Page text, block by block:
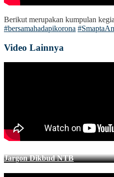
Berikut merupakan kumpulan
#bersamahadapikorona
Video Lainnya
Jargon Dikbud NTB